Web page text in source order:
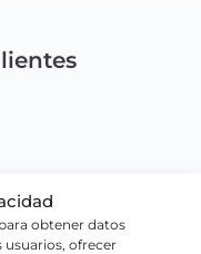
obtener datos
usuarios, ofrecer